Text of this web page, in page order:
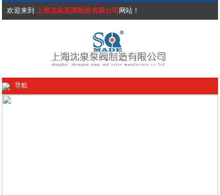
欢迎来到 上海沈泉泵阀制造有限公司 网站！
导航